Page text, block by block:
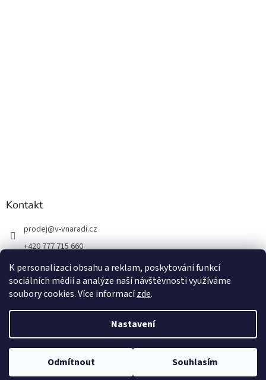
K personalizaci obsahu a reklam, poskytování funkcí
sociálních médií a analýze naší návštěvnosti využíváme
soubory cookies. Více informacízde.
Nastavení
Odmítnout Souhlasím
Kontakt
prodej@v-vnaradi.cz
+420 777 715 660
Copyright 2026V-VNÁŘADÍ. Všechna práva vyhrazena.Upravit